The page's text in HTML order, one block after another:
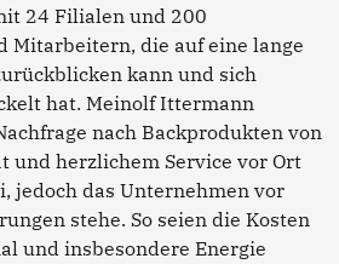
24 Filialen und 200
Mitarbeitern, die auf eine lange
kann und sich
hat. Meinolf Ittermann
nach Backprodukten von
und herzlichem Service vor Ort
jedoch das Unternehmen vor
stehe. So seien die Kosten
und insbesondere Energie